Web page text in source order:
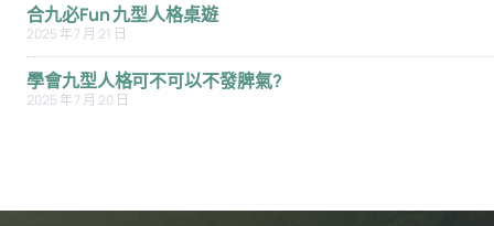
合九必Fun 九型人格桌遊
2025 年 7 月 21 日
學會九型人格可不可以不發脾氣?
2025 年 7 月 20 日